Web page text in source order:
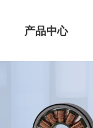
产品中心